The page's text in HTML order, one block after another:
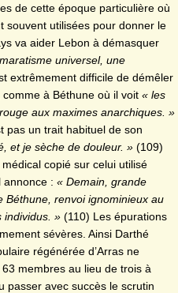
de cette époque particulière où
souvent utilisées pour donner le
va aider Lebon à démasquer
universel, une
extrêmement difficile de démêler
à Béthune où il voit « les
aux maximes anarchiques. »
pas un trait habituel de son
et je sèche de douleur. » (109)
copié sur celui utilisé
annonce : « Demain, grande
Béthune, renvoi ignominieux au
individus. » (110) Les épurations
sévères. Ainsi Darthé
régénérée d’Arras ne
membres au lieu de trois à
passer avec succès le scrutin